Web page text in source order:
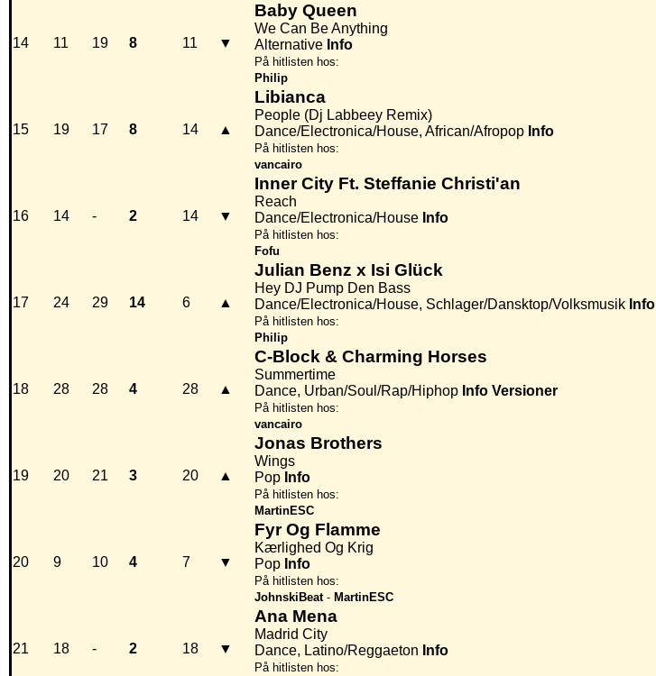
14 11 19 8 11 ▼
Baby Queen
We Can Be Anything
Alternative Info
På hitlisten hos:
Philip
15 19 17 8 14 ▲
Libianca
People (Dj Labbeey Remix)
Dance/Electronica/House, African/Afropop Info
På hitlisten hos:
vancairo
16 14 - 2 14 ▼
Inner City Ft. Steffanie Christi'an
Reach
Dance/Electronica/House Info
På hitlisten hos:
Fofu
17 24 29 14 6 ▲
Julian Benz x Isi Glück
Hey DJ Pump Den Bass
Dance/Electronica/House, Schlager/Dansktop/Volksmusik Info
På hitlisten hos:
Philip
18 28 28 4 28 ▲
C-Block & Charming Horses
Summertime
Dance, Urban/Soul/Rap/Hiphop Info Versioner
På hitlisten hos:
vancairo
19 20 21 3 20 ▲
Jonas Brothers
Wings
Pop Info
På hitlisten hos:
MartinESC
20 9 10 4 7 ▼
Fyr Og Flamme
Kærlighed Og Krig
Pop Info
På hitlisten hos:
JohnskiBeat- MartinESC
21 18 - 2 18 ▼
Ana Mena
Madrid City
Dance, Latino/Reggaeton Info
På hitlisten hos: